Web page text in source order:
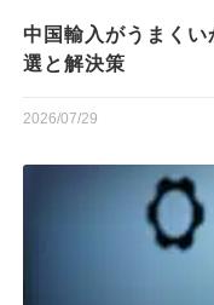
中国輸入がうまく
選と解決策
2026/07/29